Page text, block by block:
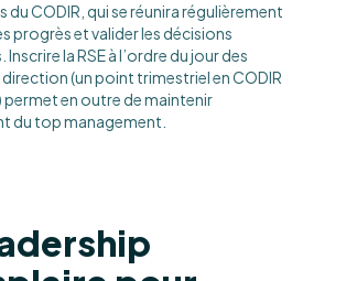
du CODIR, qui se réunira régulièrement
progrès et valider les décisions
la RSE à l’ordre du jour des
(un point trimestriel en CODIR
permet en outre de maintenir
du top management.